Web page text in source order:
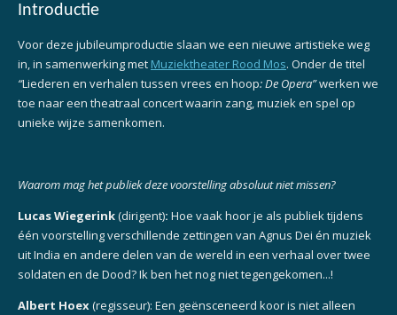
Introductie
Voor deze jubileumproductie slaan we een nieuwe artistieke weg
in, in samenwerking met Muziektheater Rood Mos. Onder de titel
“Liederen en verhalen tussen vrees en hoop: De Opera”werken we
toe naar een theatraal concert waarin zang, muziek en spel op
unieke wijze samenkomen.
Waarom mag het publiek deze voorstelling absoluut niet missen?
Lucas Wiegerink(dirigent): Hoe vaak hoor je als publiek tijdens
één voorstelling verschillende zettingen van Agnus Dei én muziek
uit India en andere delen van de wereld in een verhaal over twee
soldaten en de Dood? Ik ben het nog niet tegengekomen...!
Albert Hoex(regisseur): Een geënsceneerd koor is niet alleen